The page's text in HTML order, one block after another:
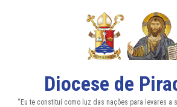
Diocese de
“Eu te constituí como luz das nações para levares a